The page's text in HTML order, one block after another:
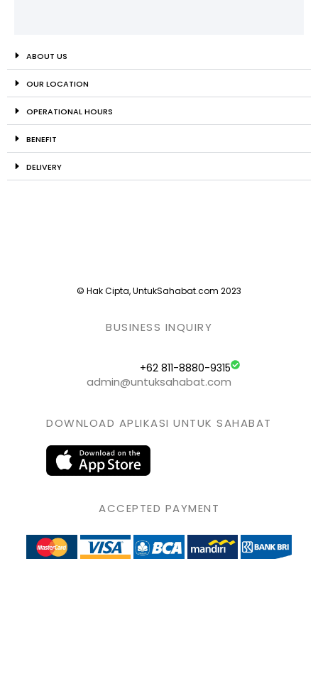
ABOUT US
OUR LOCATION
OPERATIONAL HOURS
BENEFIT
DELIVERY
© Hak Cipta, UntukSahabat.com 2023
BUSINESS INQUIRY
+62 811-8880-9315
admin@untuksahabat.com
DOWNLOAD APLIKASI UNTUK SAHABAT
ACCEPTED PAYMENT